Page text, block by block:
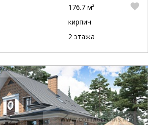
176.7 м²
кирпич
2 этажа